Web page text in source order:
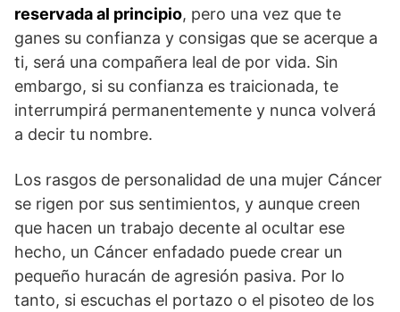
reservada al principio, pero una vez que te
ganes su confianza y consigas que se acerque a
ti, será una compañera leal de por vida. Sin
embargo, si su confianza es traicionada, te
interrumpirá permanentemente y nunca volverá
a decir tu nombre.
Los rasgos de personalidad de una mujer Cáncer
se rigen por sus sentimientos, y aunque creen
que hacen un trabajo decente al ocultar ese
hecho, un Cáncer enfadado puede crear un
pequeño huracán de agresión pasiva. Por lo
tanto, si escuchas el portazo o el pisoteo de los